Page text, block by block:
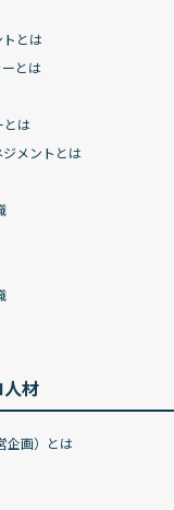
とは
とは
とは
メントとは
材
企画）とは